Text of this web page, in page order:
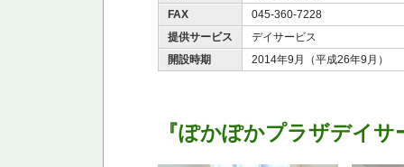
FAX
045-360-7228
提供サービス
デイサービス
開設時期
2014年9月（平成26年9月）
『ぽかぽかプラザデイ